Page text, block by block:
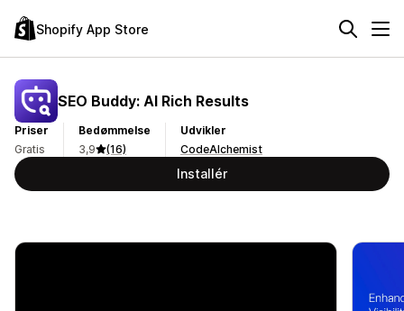
Shopify App Store
SEO Buddy: AI Rich Results
Priser
Gratis
Bedømmelse
3,9
(16)
Udvikler
CodeAlchemist
Installér